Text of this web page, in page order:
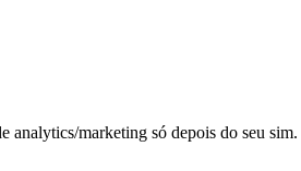
analytics/marketing só depois do seu